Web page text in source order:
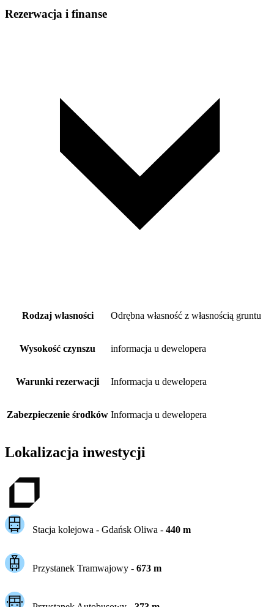
Rezerwacja i finanse
Rodzaj własności Odrębna własność z własnością gruntu
Wysokość czynszu informacja u dewelopera
Warunki rezerwacji Informacja u dewelopera
Zabezpieczenie środków Informacja u dewelopera
Lokalizacja inwestycji
Stacja kolejowa - Gdańsk Oliwa - 440m
Przystanek Tramwajowy - 673m